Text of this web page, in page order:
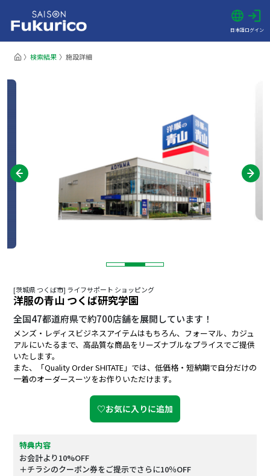
日本語ログイン
検索結果 施設詳細
[茨城県 つくば市] ライフサポート ショッピング
洋服の青山 つくば研究学園
全国47都道府県で約700店舗を展開しています！
メンズ・レディスビジネスアイテムはもちろん、フォーマル、カジュ
アルにいたるまで、高品質な商品をリーズナブルなプライスでご提供
いたします。
また、「Quality Order SHITATE」では、低価格・短納期で自分だけの
一着のオーダースーツをお作りいただけます。
♡お気に入りに追加
特典内容
お会計より10%OFF
＋チラシのクーポン券をご提示でさらに10％OFF